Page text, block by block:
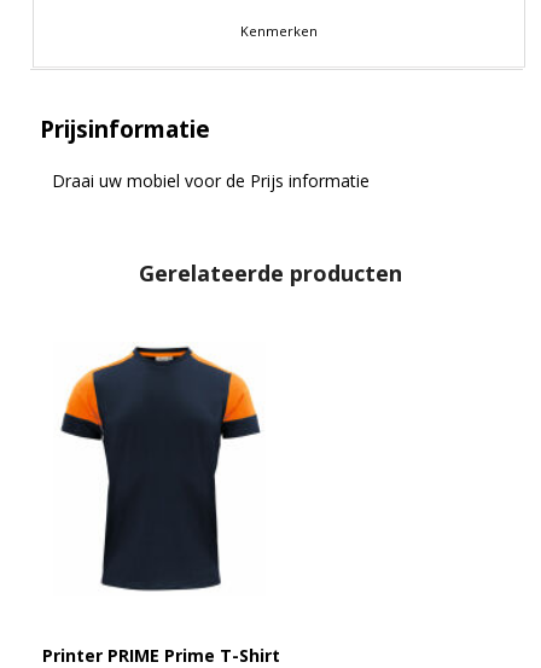
Kenmerken
Prijsinformatie
Draai uw mobiel voor de Prijs informatie
Gerelateerde producten
Printer PRIME Prime T-Shirt